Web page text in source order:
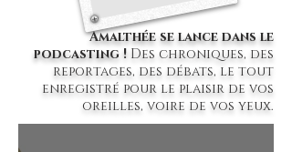
Amalthée se lance dans le
podcasting ! Des chroniques, des
reportages, des débats, le tout
enregistré pour le plaisir de vos
oreilles, voire de vos yeux.